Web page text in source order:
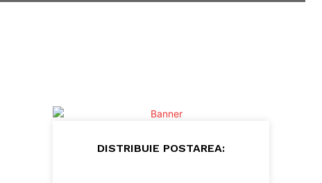
DISTRIBUIE POSTAREA: